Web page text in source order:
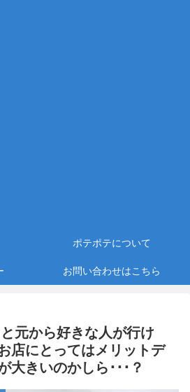
ポテポテについて
お問い合わせはこちら
元から好きな人が行け
店にとってはメリットデ
大きいのかしら･･･？